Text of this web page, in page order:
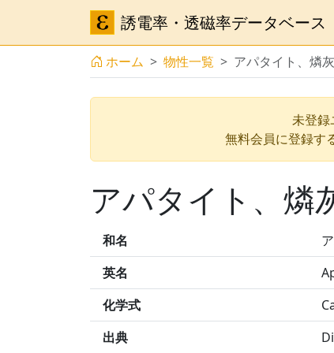
誘電率・透磁率データベース
ホーム 物性一覧 アパタイト、燐
未登
無料会員に登録す
アパタイト、燐
和名
英名
化学式
出典